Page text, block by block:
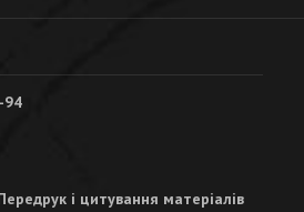
94
і цитування матеріалів